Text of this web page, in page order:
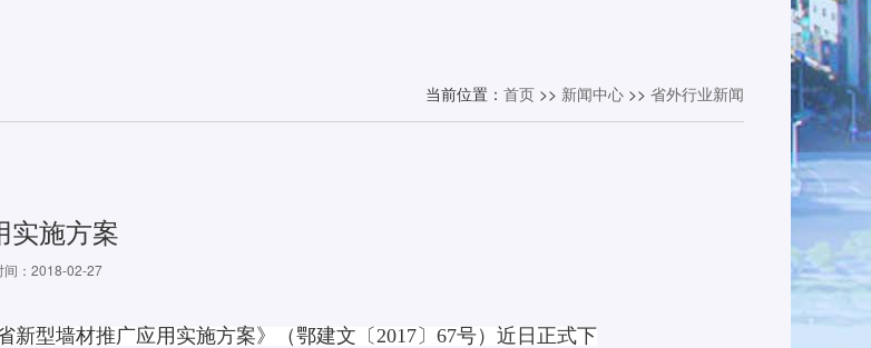
当前位置： 首页>> 新闻中心>> 省外行业新闻
实施方案
间：2018-02-27
新型墙材推广应用实施方案》（鄂建文〔2017〕67号）近日正式下